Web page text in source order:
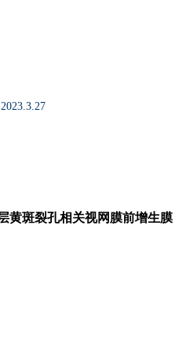
黄斑裂孔相关视网膜前增生膜